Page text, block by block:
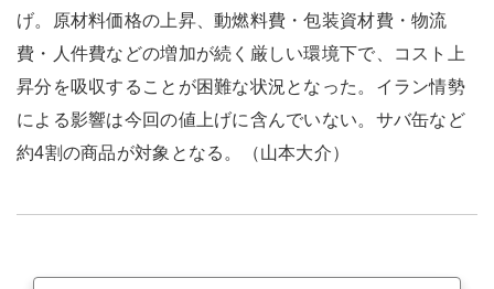
げ。原材料価格の上昇、動燃料費・包装資材費・物流
費・人件費などの増加が続く厳しい環境下で、コスト上
昇分を吸収することが困難な状況となった。イラン情勢
による影響は今回の値上げに含んでいない。サバ缶など
約4割の商品が対象となる。（山本大介）